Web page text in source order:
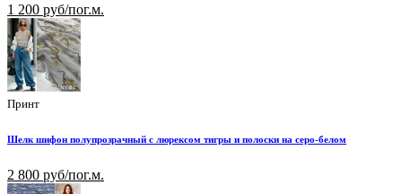
1 200 руб/пог.м.
Принт
Шелк шифон полупрозрачный с люрексом тигры и полоски на серо-белом
2 800 руб/пог.м.